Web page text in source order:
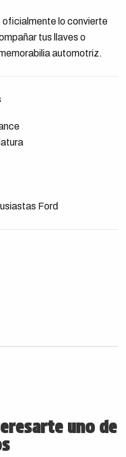
lo convierte
tus llaves o
automotriz.
Ford
uno de